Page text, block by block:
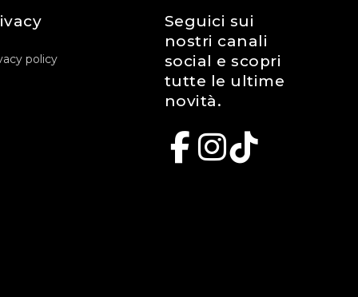
policy
Seguici sui
nostri canali
social e scopri
tutte le ultime
novità.